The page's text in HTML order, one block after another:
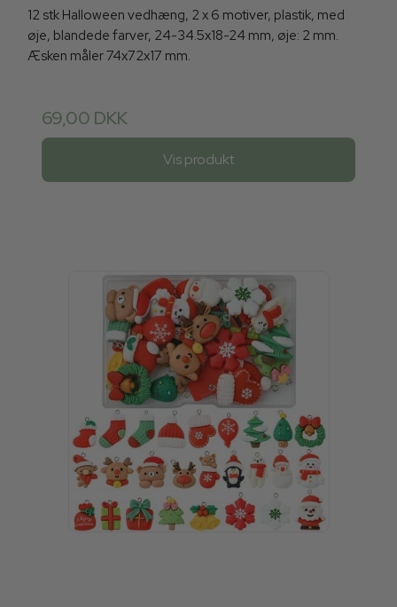
12 stk Halloween vedhæng, 2 x 6 motiver, plastik, med
øje, blandede farver, 24-34.5x18-24 mm, øje: 2 mm.
Æsken måler 74x72x17 mm.
69,00 DKK
Vis produkt